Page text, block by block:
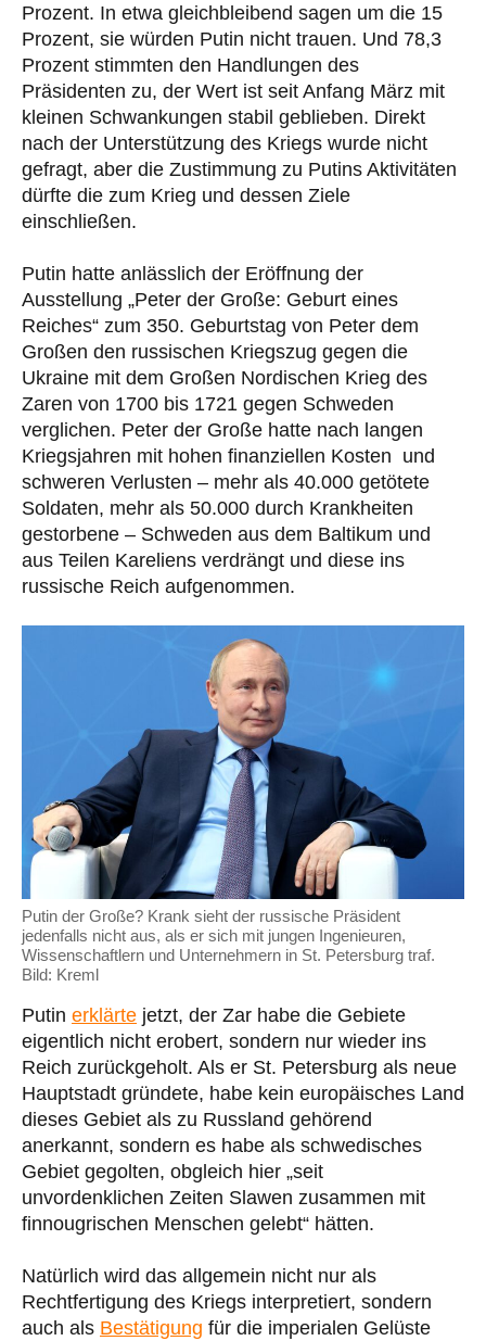
Prozent. In etwa gleichbleibend sagen um die 15
Prozent, sie würden Putin nicht trauen. Und 78,3
Prozent stimmten den Handlungen des
Präsidenten zu, der Wert ist seit Anfang März mit
kleinen Schwankungen stabil geblieben. Direkt
nach der Unterstützung des Kriegs wurde nicht
gefragt, aber die Zustimmung zu Putins Aktivitäten
dürfte die zum Krieg und dessen Ziele
einschließen.
Putin hatte anlässlich der Eröffnung der
Ausstellung „Peter der Große: Geburt eines
Reiches“ zum 350. Geburtstag von Peter dem
Großen den russischen Kriegszug gegen die
Ukraine mit dem Großen Nordischen Krieg des
Zaren von 1700 bis 1721 gegen Schweden
verglichen. Peter der Große hatte nach langen
Kriegsjahren mit hohen finanziellen Kosten und
schweren Verlusten – mehr als 40.000 getötete
Soldaten, mehr als 50.000 durch Krankheiten
gestorbene – Schweden aus dem Baltikum und
aus Teilen Kareliens verdrängt und diese ins
russische Reich aufgenommen.
Putin der Große? Krank sieht der russische Präsident
jedenfalls nicht aus, als er sich mit jungen Ingenieuren,
Wissenschaftlern und Unternehmern in St. Petersburg traf.
Bild: Kreml
Putin erklärte jetzt, der Zar habe die Gebiete
eigentlich nicht erobert, sondern nur wieder ins
Reich zurückgeholt. Als er St. Petersburg als neue
Hauptstadt gründete, habe kein europäisches Land
dieses Gebiet als zu Russland gehörend
anerkannt, sondern es habe als schwedisches
Gebiet gegolten, obgleich hier „seit
unvordenklichen Zeiten Slawen zusammen mit
finnougrischen Menschen gelebt“ hätten.
Natürlich wird das allgemein nicht nur als
Rechtfertigung des Kriegs interpretiert, sondern
auch als Bestätigung für die imperialen Gelüste